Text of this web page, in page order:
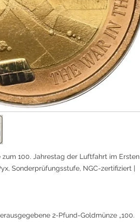
100. Jahrestag der Luftfahrt im Ersten
Sonderprüfungsstufe, NGC-zertifiziert |
2-Pfund-Goldmünze „100.